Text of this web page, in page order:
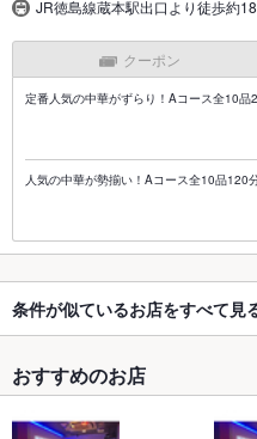
JR徳島線蔵本駅出口より徒歩約
クーポン
定番人気の中華がずらり！Aコース全10品
人気の中華が勢揃い！Aコース全10品120
条件が似ているお店をすべて見
おすすめのお店